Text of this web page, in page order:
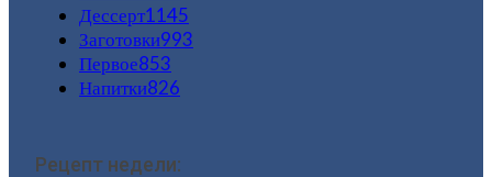
Дессерт1145
Заготовки993
Первое853
Напитки826
Рецепт недели: